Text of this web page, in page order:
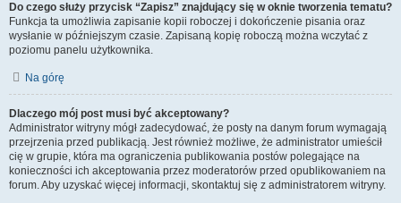
Do czego służy przycisk “Zapisz” znajdujący się w oknie tworzenia tematu?
Funkcja ta umożliwia zapisanie kopii roboczej i dokończenie pisania oraz
wysłanie w późniejszym czasie. Zapisaną kopię roboczą można wczytać z
poziomu panelu użytkownika.
Na górę
Dlaczego mój post musi być akceptowany?
Administrator witryny mógł zadecydować, że posty na danym forum wymagają
przejrzenia przed publikacją. Jest również możliwe, że administrator umieścił
cię w grupie, która ma ograniczenia publikowania postów polegające na
konieczności ich akceptowania przez moderatorów przed opublikowaniem na
forum. Aby uzyskać więcej informacji, skontaktuj się z administratorem witryny.